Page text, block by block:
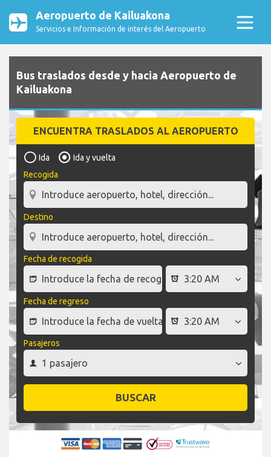
Aeropuerto de Kailuakona
Servicios e Información de interés del Aeropuerto
Bus traslados desde y hacia Aeropuerto de
Kailuakona
ENCUENTRA TRASLADOS AL AEROPUERTO
Ida
Ida y vuelta
Recogida
Destino
Fecha de recogida
Fecha de regreso
Pasajeros
BUSCAR